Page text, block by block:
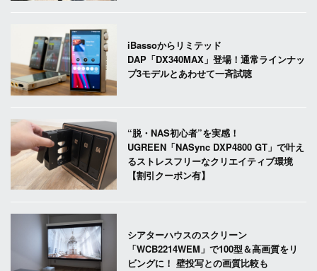
iBassoからリミテッド
DAP「DX340MAX」登場！通常ラインナッ
プ3モデルとあわせて一斉試聴
“脱・NAS初心者”を実感！
UGREEN「NASync DXP4800 GT」で叶え
るストレスフリーなクリエイティブ環境
【割引クーポン有】
シアターハウスのスクリーン
「WCB2214WEM」で100型＆高画質をリ
ビングに！ 壁投写との画質比較も